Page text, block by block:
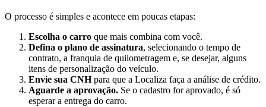
O processo é simples e acontece em poucas etapas:
Escolha o carro que mais combina com você.
Defina o plano de assinatura, selecionando o tempo de
contrato, a franquia de quilometragem e, se desejar, alguns
itens de personalização do veículo.
Envie sua CNHpara que a Localiza faça a análise de crédito.
Aguarde a aprovação. Se o cadastro for aprovado, é só
esperar a entrega do carro.